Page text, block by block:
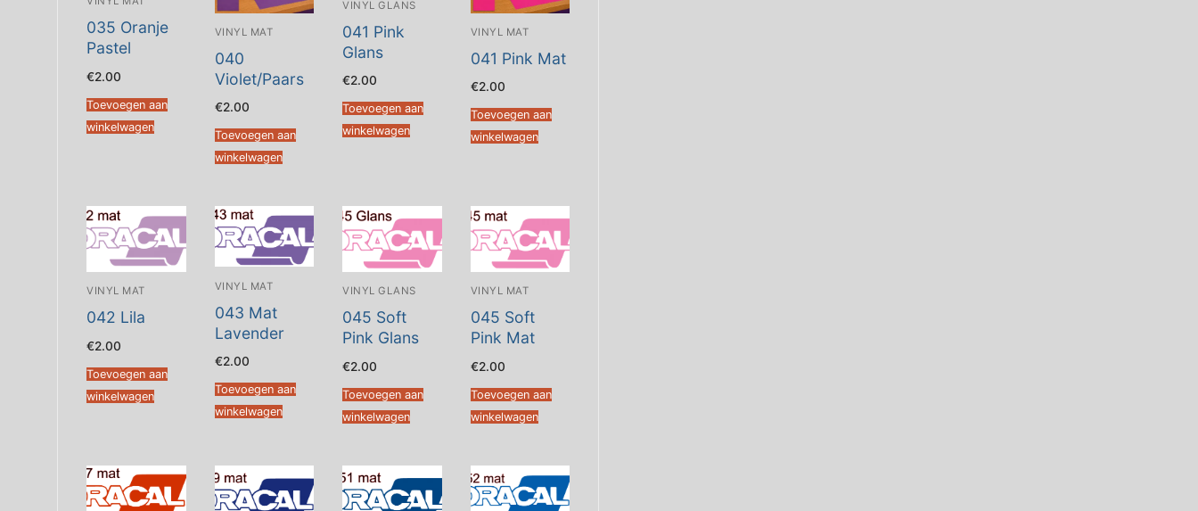
035 Oranje
Pastel
€2.00
Toevoegen aan
winkelwagen
VINYL MAT
040
Violet/Paars
€2.00
Toevoegen aan
winkelwagen
VINYL GLANS
041 Pink
Glans
€2.00
Toevoegen aan
winkelwagen
VINYL MAT
041 Pink Mat
€2.00
Toevoegen aan
winkelwagen
VINYL MAT
042 Lila
€2.00
Toevoegen aan
winkelwagen
VINYL MAT
043 Mat
Lavender
€2.00
Toevoegen aan
winkelwagen
VINYL GLANS
045 Soft
Pink Glans
€2.00
Toevoegen aan
winkelwagen
VINYL MAT
045 Soft
Pink Mat
€2.00
Toevoegen aan
winkelwagen